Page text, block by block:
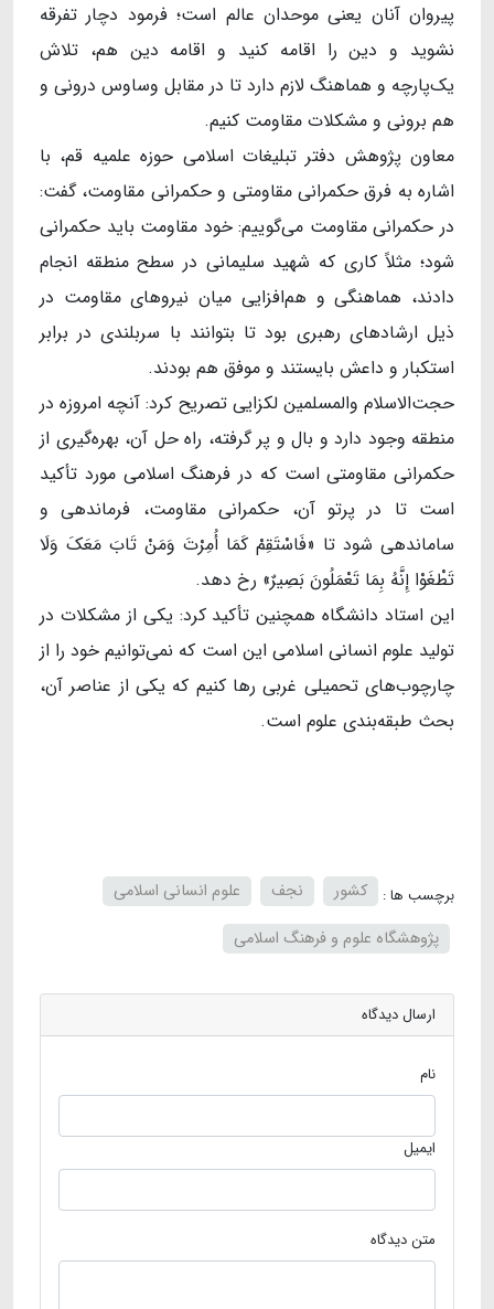
پیروان آنان یعنی موحدان عالم است؛ فرمود دچار تفرقه
نشوید و دین را اقامه کنید و اقامه دین هم، تلاش
یک‌پارچه و هماهنگ لازم دارد تا در مقابل وساوس درونی و
هم برونی و مشکلات مقاومت کنیم.
معاون پژوهش دفتر تبلیغات اسلامی حوزه علمیه قم، با
اشاره به فرق حکمرانی مقاومتی و حکمرانی مقاومت، گفت:
در حکمرانی مقاومت می‌گوییم: خود مقاومت باید حکمرانی
شود؛ مثلاً کاری که شهید سلیمانی در سطح منطقه انجام
دادند، هماهنگی و هم‌افزایی میان نیروهای مقاومت در
ذیل ارشادهای رهبری بود تا بتوانند با سربلندی در برابر
استکبار و داعش بایستند و موفق هم بودند.
حجت‌الاسلام والمسلمین لکزایی تصریح کرد: آنچه امروزه در
منطقه وجود دارد و بال و پر گرفته، راه حل آن، بهره‌گیری از
حکمرانی مقاومتی است که در فرهنگ اسلامی مورد تأکید
است تا در پرتو آن، حکمرانی مقاومت، فرماندهی و
ساماندهی شود تا «فَاسْتَقِمْ کَمَا أُمِرْتَ وَمَنْ تَابَ مَعَکَ وَلَا
تَطْغَوْا إِنَّهُ بِمَا تَعْمَلُونَ بَصِیرٌ» رخ دهد.
این استاد دانشگاه همچنین تأکید کرد: یکی از مشکلات در
تولید علوم انسانی اسلامی این است که نمی‌توانیم خود را از
چارچوب‌های تحمیلی غربی رها کنیم که یکی از عناصر آن،
بحث طبقه‌بندی علوم است.
برچسب ها : کشور نجف
علوم انسانی اسلامی
پژوهشگاه علوم و فرهنگ اسلامی
ارسال دیدگاه
نام
ایمیل
متن دیدگاه